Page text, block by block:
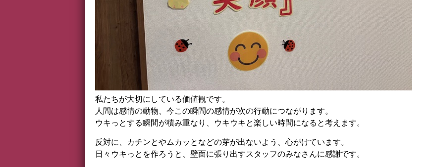
私たちが大切にしている価値観です。
人間は感情の動物、今この瞬間の感情が次の行動につながります。
ウキっとする瞬間が積み重なり、ウキウキと楽しい時間になると考えます。
反対に、カチンとやムカッとなどの芽が出ないよう、心がけています。
日々ウキっとを作ろうと、壁面に張り出すスタッフのみなさんに感謝です。